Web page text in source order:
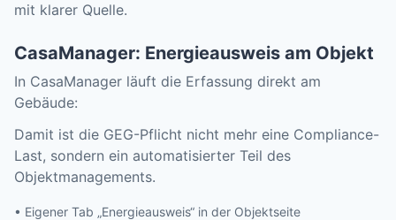
mit klarer Quelle.
CasaManager: Energieausweis am Objekt
In CasaManager läuft die Erfassung direkt am
Gebäude:
Damit ist die GEG-Pflicht nicht mehr eine Compliance-
Last, sondern ein automatisierter Teil des
Objektmanagements.
• Eigener Tab „Energieausweis“ in der Objektseite